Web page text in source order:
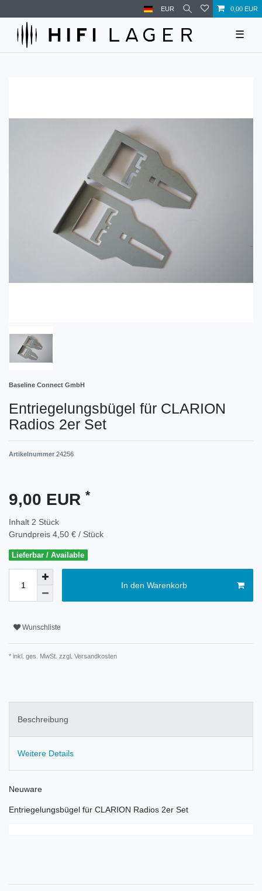
EUR 0,00 EUR
☰
Baseline Connect GmbH
Entriegelungsbügel für CLARION
Radios 2er Set
Artikelnummer 24256
9,00 EUR *
Inhalt 2 Stück
Grundpreis 4,50 € / Stück
Lieferbar / Available
In den Warenkorb
Wunschliste
* inkl. ges. MwSt. zzgl. Versandkosten
Beschreibung
Weitere Details
Neuware
Entriegelungsbügel für CLARION Radios 2er Set